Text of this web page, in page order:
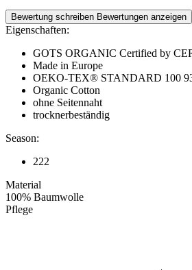
Bewertung schreiben Bewertungen anzeigen
Eigenschaften:
GOTS ORGANIC Certified by
Made in Europe
OEKO-TEX® STANDARD 100
Organic Cotton
ohne Seitennaht
trocknerbeständig
Season:
222
Material
100% Baumwolle
Pflege